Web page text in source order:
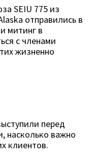
SEIU 775 из
отправились в
митинг в
с членами
жизненно
перед
насколько важно
клиентов.